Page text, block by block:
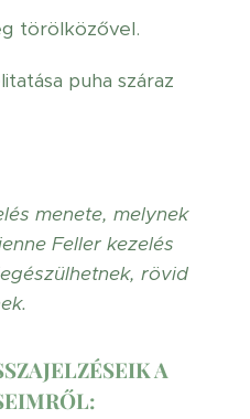
törölközővel.
puha száraz
menete, melynek
Feller kezelés
rövid
A